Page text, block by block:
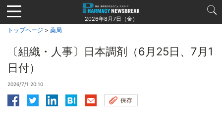
Jump
to
navigation
2026年8月7日（金）
トップページ > 薬局
〔組織・人事〕日本調剤（6月25日、7月1
日付）
2026/7/1 20:10
保存